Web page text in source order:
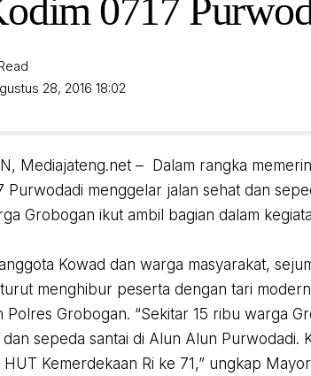
0717
28, 2016 18:02
Mediajateng.net – Dalam rangka
Purwodadi menggelar jalan sehat dan
Grobogan ikut ambil bagian dalam
Kowad dan warga masyarakat,
menghibur peserta dengan tari
Polres Grobogan. “Sekitar 15 ribu warga
dan sepeda santai di Alun Alun Purwodadi.
Kemerdekaan Ri ke 71,” ungkap